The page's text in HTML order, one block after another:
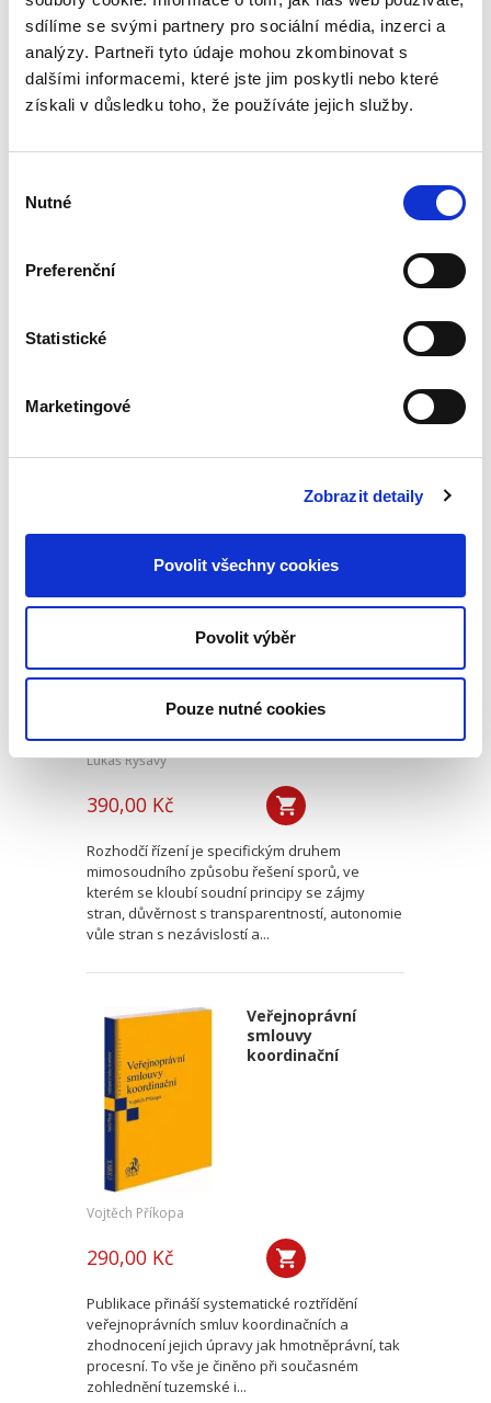
sdílíme se svými partnery pro sociální média, inzerci a
analýzy. Partneři tyto údaje mohou zkombinovat s
dalšími informacemi, které jste jim poskytli nebo které
získali v důsledku toho, že používáte jejich služby.
souhlasu
Nutné
Preferenční
Statistické
Marketingové
Zobrazit detaily
Povolit všechny cookies
Povolit výběr
Pouze nutné cookies
významnou, nemá v České republice dlouhou
tradici a není ani častým...
Vztah českého a
práva
390,00 Kč
Tato publikace se zaměřuje na soutěžní právo v
nejužším slova smyslu, tedy na problematiku
postavení, přičemž si klade tři základní otázky.
Nezávislost a
rozhodce
Lukáš Ryšavý
390,00 Kč
Rozhodčí řízení je specifickým druhem
mimosoudního způsobu řešení sporů, ve
kterém se kloubí soudní principy se zájmy
stran, důvěrnost s transparentností, autonomie
vůle stran s nezávislostí a...
Veřejnoprávní
smlouvy
koordinační
Vojtěch Příkopa
290,00 Kč
Publikace přináší systematické roztřídění
veřejnoprávních smluv koordinačních a
zhodnocení jejich úpravy jak hmotněprávní, tak
procesní. To vše je činěno při současném
zohlednění tuzemské i...